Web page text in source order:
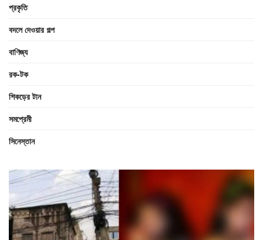
প্রকৃতি
বদলে দেওয়ার গল্প
বাণিজ্য
রক-টক
শিকড়ের টান
সমপ্রেমী
সিনেস্তান